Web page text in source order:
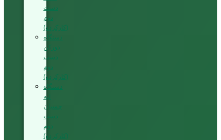
دست
دوم
(کارکرده)
دستگاه
دورکن
دست
دوم
(کارکرده)
دستگاه
لبه
چسبان
دست
دوم
(کارکرده)